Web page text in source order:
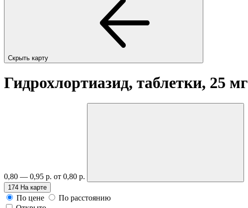
Скрыть карту
Гидрохлортиазид, таблетки, 25 мг
0,80 — 0,95 р. от 0,80 р.
174 На карте
По цене
По расстоянию